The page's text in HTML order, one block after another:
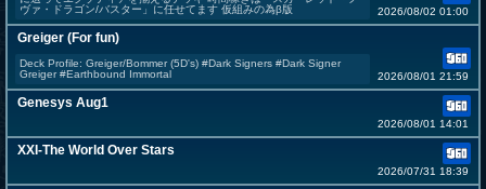
ヴァ・ドラゴン/バスター」に任せてます 仮組みの為β版
2026/08/02 01:00
Greiger (For fun)
Deck Profile: Greiger/Bommer (5D's) #Dark Signers #Dark Signer
Greiger #Earthbound Immortal
2026/08/01 21:59
Genesys Aug1
2026/08/01 14:01
XXI-The World Over Stars
2026/07/31 18:39